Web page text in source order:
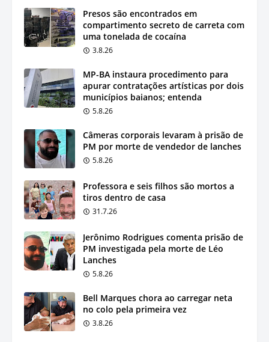
Presos são encontrados em
compartimento secreto de carreta com
uma tonelada de cocaína
3.8.26
MP-BA instaura procedimento para
apurar contratações artísticas por dois
municípios baianos; entenda
5.8.26
Câmeras corporais levaram à prisão de
PM por morte de vendedor de lanches
5.8.26
Professora e seis filhos são mortos a
tiros dentro de casa
31.7.26
Jerônimo Rodrigues comenta prisão de
PM investigada pela morte de Léo
Lanches
5.8.26
Bell Marques chora ao carregar neta
no colo pela primeira vez
3.8.26